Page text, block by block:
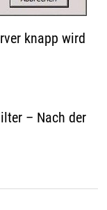
knapp wird
– Nach der